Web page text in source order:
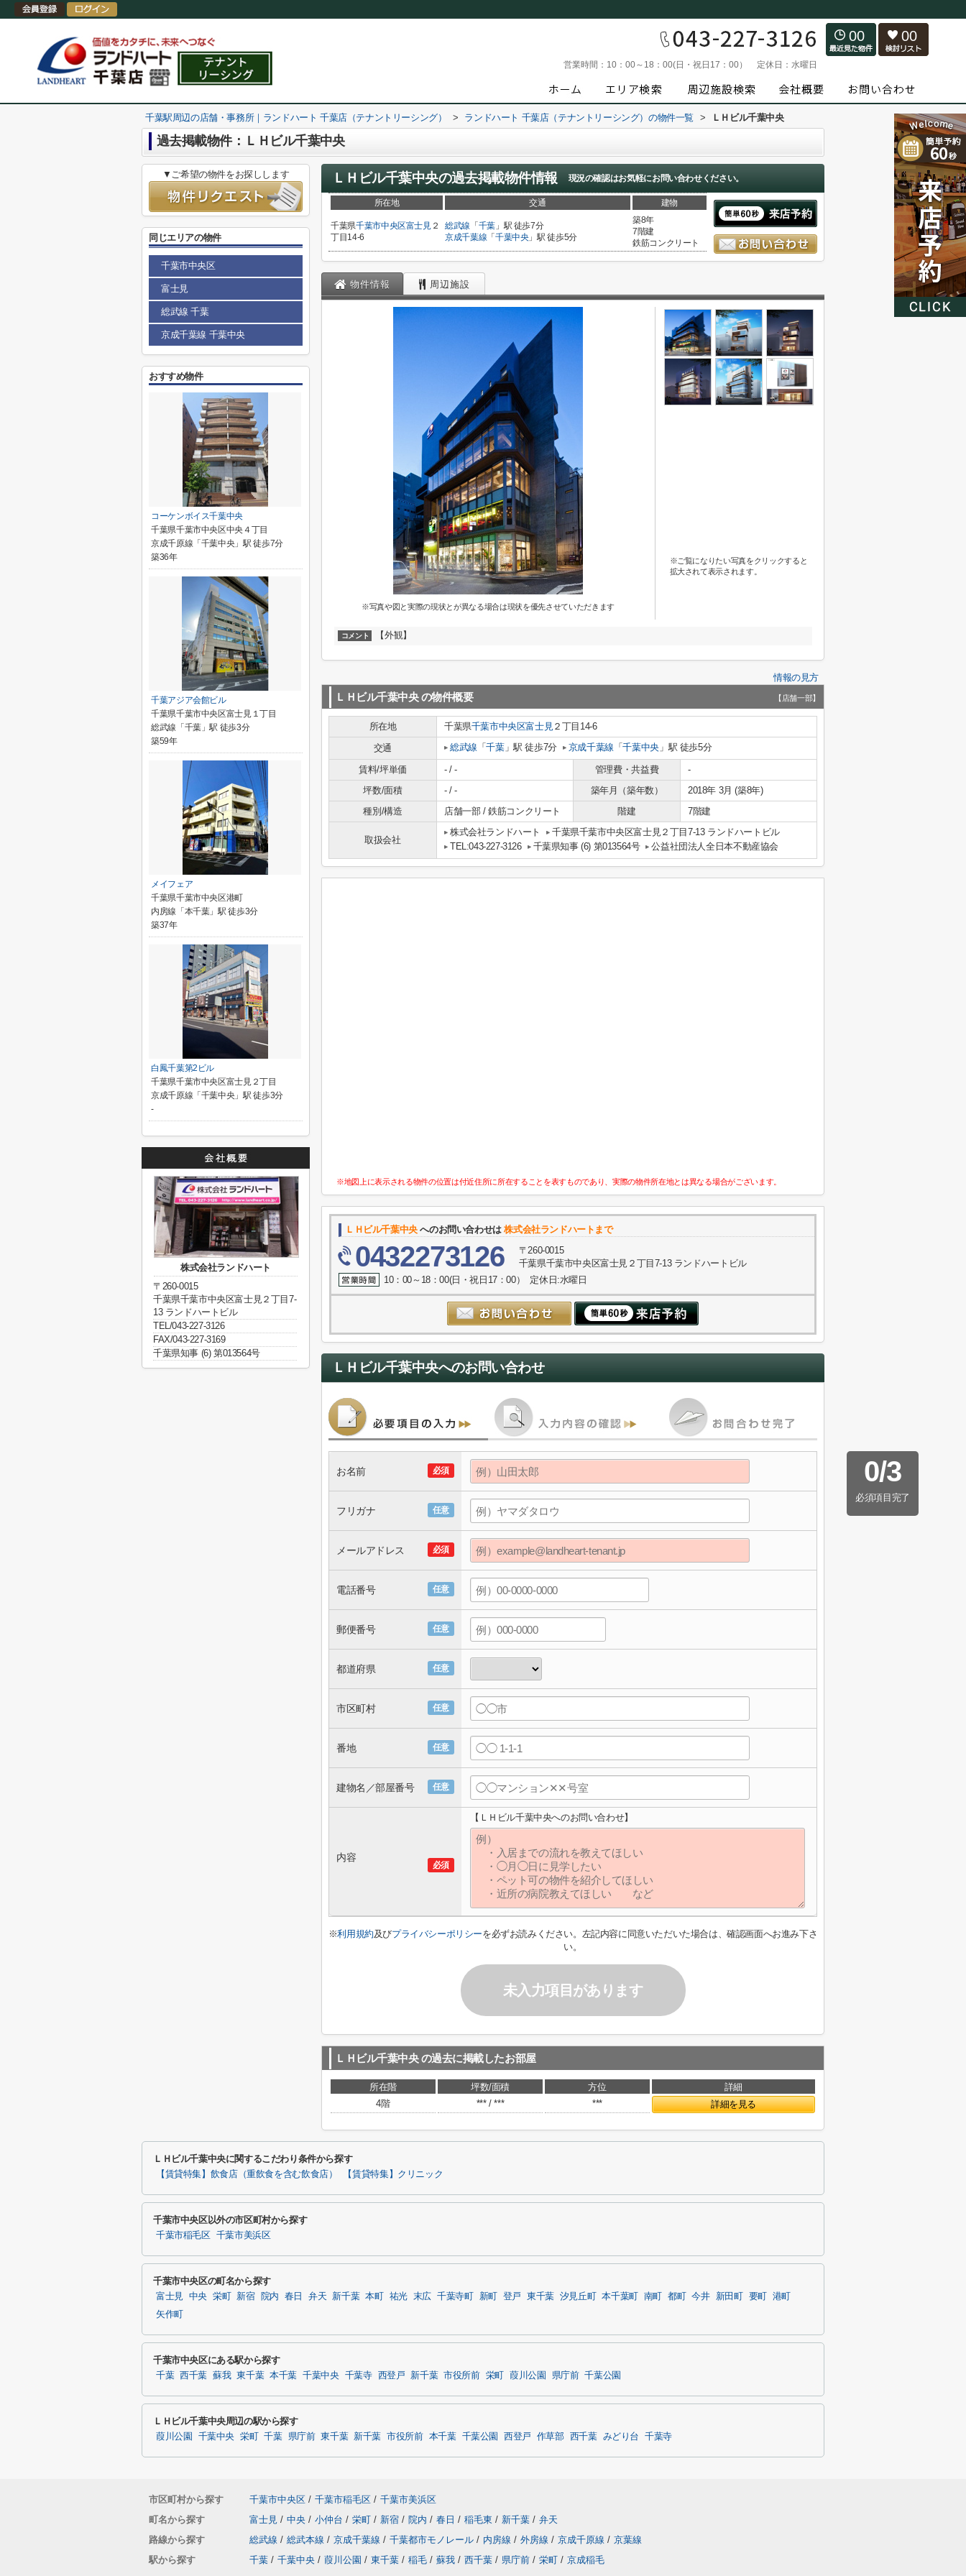
営業時間： 10：00～18：00(日・祝日17：00） 定休日： 水曜日
00 00
千葉駅周辺の店舗・事務所｜ランドハート 千葉店（テナントリーシング） > ランドハート 千葉店（テナントリーシング）の物件一覧 > ＬＨビル千葉中央
過去掲載物件：ＬＨビル千葉中央
ＬＨビル千葉中央の過去掲載物件情報 現況の確認はお気軽にお問い合わせください。
所在地 交通 建物
千葉県千葉市中央区富士見２
丁目14-6
総武線 「 千葉」駅 徒歩7分
京成千葉線 「 千葉中央」駅 徒歩5分
築8年
7階建
鉄筋コンクリート
物件情報 周辺施設
※写真や図と実際の現状とが異なる場合は現状を優先させていただきます
※ご覧になりたい写真をクリックすると
拡大されて表示されます。
コメント 【外観】
情報の見方
ＬＨビル千葉中央 の物件概要 【店舗一部】
所在地 千葉県千葉市中央区富士見２丁目14-6
交通
総武線 「千葉」駅 徒歩7分 京成千葉線 「千葉中央」駅 徒歩5分
賃料/坪単価 - / - 管理費・共益費
-
坪数/面積
- / - 築年月（築年数）
2018年 3月 (築8年)
種別/構造
店舗一部 / 鉄筋コンクリート 階建 7階建
取扱会社
株式会社ランドハート
千葉県千葉市中央区富士見２丁目7-13 ランドハートビル
TEL:043-227-3126
千葉県知事 (6) 第013564号 公益社団法人全日本不動産協会
※地図上に表示される物件の位置は付近住所に所在することを表すものであり、実際の物件所在地とは異なる場合がございます。
ＬＨビル千葉中央へのお問い合わせは株式会社ランドハートまで
0432273126
〒260-0015
千葉県千葉市中央区富士見２丁目7-13 ランドハートビル
10：00～18：00(日・祝日17：00） 定休日:水曜日
ＬＨビル千葉中央へのお問い合わせ
0/3
必須項目完了
必須
お名前
任意
フリガナ
必須
メールアドレス
任意
電話番号
任意
郵便番号
任意
都道府県
任意
市区町村
任意
番地
任意
建物名／部屋番号
必須
内容
【ＬＨビル千葉中央へのお問い合わせ】
※利用規約及びプライバシーポリシーを必ずお読みください。左記内容に同意いただいた場合は、確認画面へお進み下さ
い。
未入力項目があります
ＬＨビル千葉中央 の過去に掲載したお部屋
所在階 坪数/面積 方位
詳細
4階
*** / *** *** 詳細を見る
▼ご希望の物件をお探しします
同じエリアの物件
千葉市中央区
富士見
総武線 千葉
京成千葉線 千葉中央
おすすめ物件
コーケンボイス千葉中央
千葉県千葉市中央区中央４丁目
京成千原線「千葉中央」駅 徒歩7分
築36年
千葉アジア会館ビル
千葉県千葉市中央区富士見１丁目
総武線「千葉」駅 徒歩3分
築59年
メイフェア
千葉県千葉市中央区港町
内房線「本千葉」駅 徒歩3分
築37年
白鳳千葉第2ビル
千葉県千葉市中央区富士見２丁目
京成千原線「千葉中央」駅 徒歩3分
-
株式会社ランドハート
〒260-0015
千葉県千葉市中央区富士見２丁目7-
13 ランドハートビル
TEL/043-227-3126
FAX/043-227-3169
千葉県知事 (6) 第013564号
ＬＨビル千葉中央に関するこだわり条件から探す
【賃貸特集】飲食店（重飲食を含む飲食店） 【賃貸特集】クリニック
千葉市中央区以外の市区町村から探す
千葉市稲毛区 千葉市美浜区
千葉市中央区の町名から探す
富士見 中央 栄町 新宿 院内 春日 弁天 新千葉 本町 祐光 末広 千葉寺町 新町 登戸 東千葉 汐見丘町 本千葉町 南町 都町 今井 新田町 要町
港町
矢作町
千葉市中央区にある駅から探す
千葉 西千葉 蘇我 東千葉 本千葉 千葉中央 千葉寺 西登戸 新千葉 市役所前 栄町 葭川公園 県庁前 千葉公園
ＬＨビル千葉中央周辺の駅から探す
葭川公園 千葉中央 栄町 千葉 県庁前 東千葉 新千葉 市役所前 本千葉 千葉公園 西登戸 作草部 西千葉 みどり台 千葉寺
市区町村から探す 千葉市中央区 / 千葉市稲毛区 / 千葉市美浜区
町名から探す
富士見 / 中央 / 小仲台 / 栄町 / 新宿 / 院内 / 春日 / 稲毛東 / 新千葉 / 弁天
路線から探す
総武線 / 総武本線 / 京成千葉線 / 千葉都市モノレール / 内房線 / 外房線 / 京成千原線 / 京葉線
駅から探す
千葉 / 千葉中央 / 葭川公園 / 東千葉 / 稲毛 / 蘇我 / 西千葉 / 県庁前 / 栄町 / 京成稲毛